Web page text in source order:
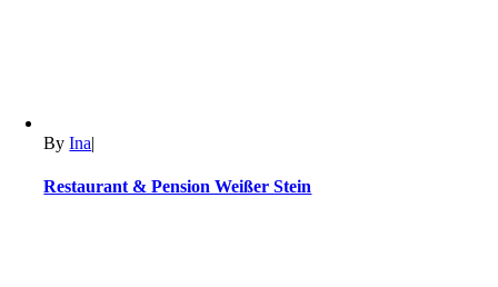
ByIna|
Restaurant & Pension Weißer Stein